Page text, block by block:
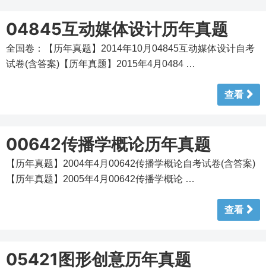
04845互动媒体设计历年真题
全国卷：【历年真题】2014年10月04845互动媒体设计自考
试卷(含答案)【历年真题】2015年4月0484 …
查看
00642传播学概论历年真题
【历年真题】2004年4月00642传播学概论自考试卷(含答案)
【历年真题】2005年4月00642传播学概论 …
查看
05421图形创意历年真题